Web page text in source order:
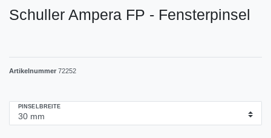
Schuller Ampera FP - Fensterpinsel
Artikelnummer 72252
PINSELBREITE